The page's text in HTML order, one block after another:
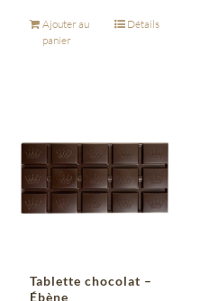
Ajouter au
panier
Détails
Tablette chocolat –
Ébène